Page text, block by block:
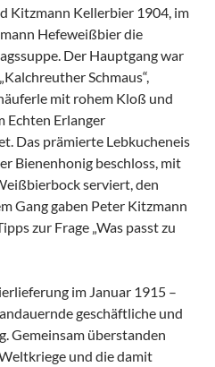
Kitzmann Kellerbier 1904, im
Hefeweißbier die
Der Hauptgang war
Schmaus“,
mit rohem Kloß und
Echten Erlanger
Das prämierte Lebkucheneis
Bienenhonig beschloss, mit
serviert, den
Gang gaben Peter Kitzmann
zur Frage „Was passt zu
im Januar 1915 –
geschäftliche und
Gemeinsam überstanden
und die damit